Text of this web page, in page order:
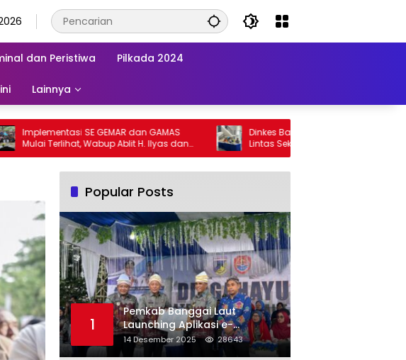
dan Peristiwa Pilkada 2024
Lainnya
SE GEMAR dan GAMAS
Terlihat, Wabup Ablit H. Ilyas dan
Ayah di Banggai Laut Kompak
Dinkes Banggai Laut Gelar Pertemuan
Lintas Sektor Perkuat Upaya Penurunan
Stunting di Banggai Laut
Popular Posts
1
Pemkab Banggai Laut
Launching Aplikasi e-
Balimang V.3, Integrasikan
SAKIP hingga Satu Data
14 Desember 2025 28643